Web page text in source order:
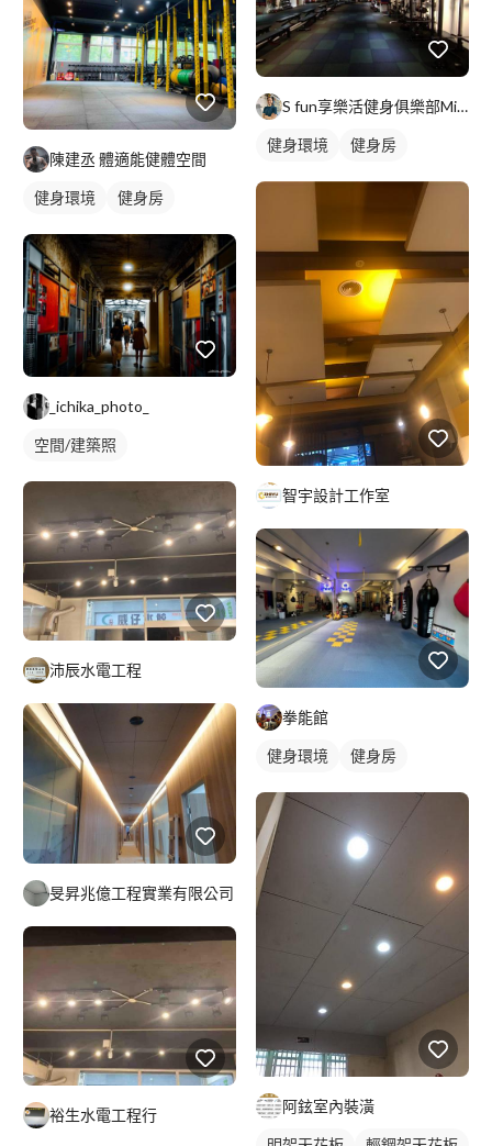
陳建丞 體適能健體空間
健身環境 健身房
_ichika_photo_
空間/建築照
沛辰水電工程
旻昇兆億工程實業有限公司
裕生水電工程行
S fun享樂活健身俱樂部Michael教練
健身環境 健身房
智宇設計工作室
拳能館
健身環境 健身房
阿鉉室內裝潢